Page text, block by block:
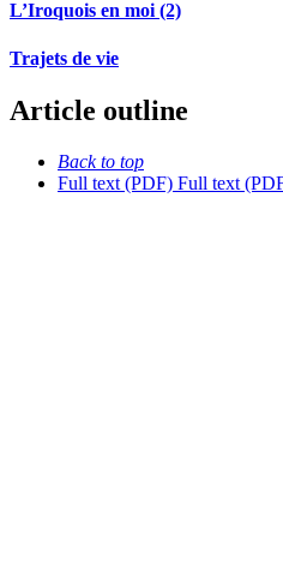
L’Iroquois en moi (2)
Trajets de vie
Article outline
Back to top
Full text (PDF) Full text